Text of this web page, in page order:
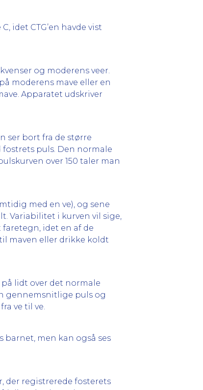
idet CTG’en havde vist
og moderens veer.
moderens mave eller en
Apparatet udskriver
ser bort fra de større
puls. Den normale
over 150 taler man
med en ve), og sene
Variabilitet i kurven vil sige,
idet en af de
maven eller drikke koldt
lidt over det normale
gennemsnitlige puls og
ve til ve.
men kan også ses
der registrerede fosterets